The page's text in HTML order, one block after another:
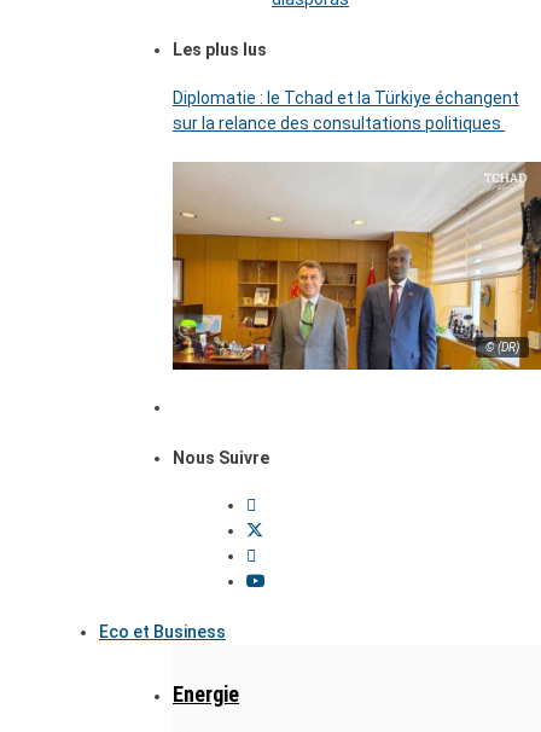
Les plus lus
Diplomatie : le Tchad et la Türkiye échangent
sur la relance des consultations politiques
© (DR)
Nous Suivre
Eco et Business
Energie